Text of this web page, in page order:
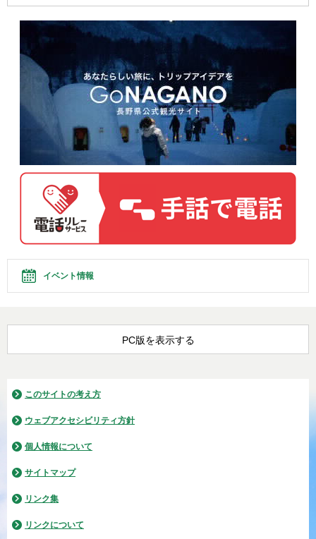
イベント情報
PC版を表示する
このサイトの考え方
ウェブアクセシビリティ方針
個人情報について
サイトマップ
リンク集
リンクについて